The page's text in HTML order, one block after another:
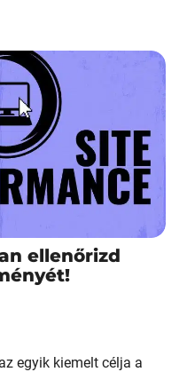
ellenőrizd
egyik kiemelt célja a